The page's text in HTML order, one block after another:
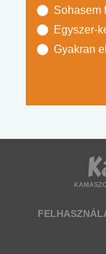
Sohasem
Egyszer-
Gyakran